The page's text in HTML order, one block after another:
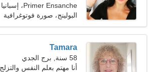
Primer Ensanche، إسبانيا
البولينج، صورة فوتوغرافية
Tamara
58 سنة, برج الجدي
أنا مهتم بعلم النفس والتزلج